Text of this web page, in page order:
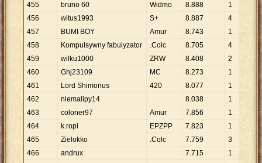
455
bruno 60 Widmo 8.888 1 8.
456
witus1993 S+ 8.887 4 2
457
BUMI BOY Amur 8.743 1
.
458
Kompulsywny fabulyzator .Colc 8.705 4 2
459
wilku1000 ZRW 8.408 2
460
Ghj23109 MC 8.273 1 8.
461
Lord Shimonus 420 8.077 1
.
462
niemalipy14 8.038 1
.
463
coloner97 Amur 7.856 1 7.
464
k.ropi EPZPP 7.823 1 7.
465
Zielokko .Colc 7.759 3
.
466
andrux 7.715 1 7 .